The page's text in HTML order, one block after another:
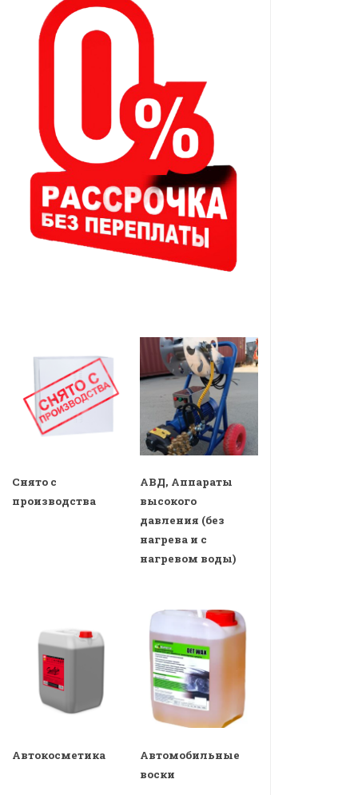
Снято с
производства
АВД, Аппараты
высокого
давления (без
нагрева и с
нагревом воды)
Автокосметика
Автомобильные
воски